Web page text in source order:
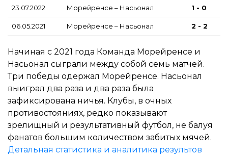
23.07.2022 Морейренсе – Насьонал 1 - 0
06.05.2021 Морейренсе – Насьонал 2 - 2
Начиная с 2021 года Команда Морейренсе и
Насьонал сыграли между собой семь матчей.
Три победы одержал Морейренсе. Насьонал
выиграл два раза и два раза была
зафиксирована ничья. Клубы, в очных
противостояниях, редко показывают
зрелищный и результативный футбол, не балуя
фанатов большим количеством забитых мячей.
Детальная статистика и аналитика результов